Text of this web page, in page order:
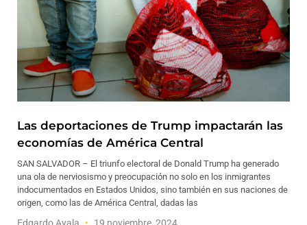
Las deportaciones de Trump impactarán las
economías de América Central
SAN SALVADOR – El triunfo electoral de Donald Trump ha generado
una ola de nerviosismo y preocupación no solo en los inmigrantes
indocumentados en Estados Unidos, sino también en sus naciones de
origen, como las de América Central, dadas las